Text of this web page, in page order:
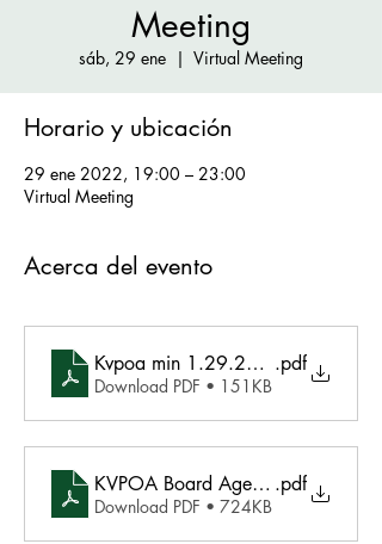
Meeting
sáb, 29 ene
  |
Virtual Meeting
Horario y ubicación
29 ene 2022, 19:00 – 23:00
Virtual Meeting
Acerca del evento
Kvpoa min 1.29.2022 approved
.pdf
Download PDF • 151KB
KVPOA Board Agenda final
.pdf
Download PDF • 724KB